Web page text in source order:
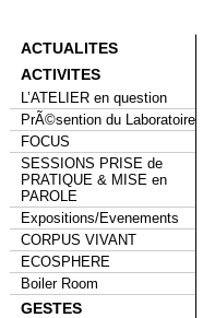
ACTUALITES
ACTIVITES
L’ATELIER en question
PrÃ©sention du Laboratoire
FOCUS
SESSIONS PRISE de
PRATIQUE & MISE en
PAROLE
Expositions/Evenements
CORPUS VIVANT
ECOSPHERE
Boiler Room
GESTES